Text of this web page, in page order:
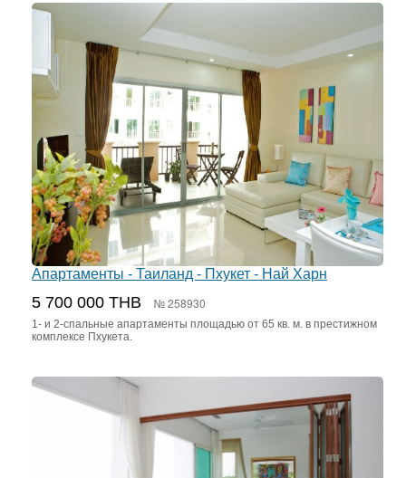
Апартаменты - Таиланд - Пхукет - Най Харн
5 700 000 THB № 258930
1- и 2-спальные апартаменты площадью от 65 кв. м. в престижном
комплексе Пхукета.